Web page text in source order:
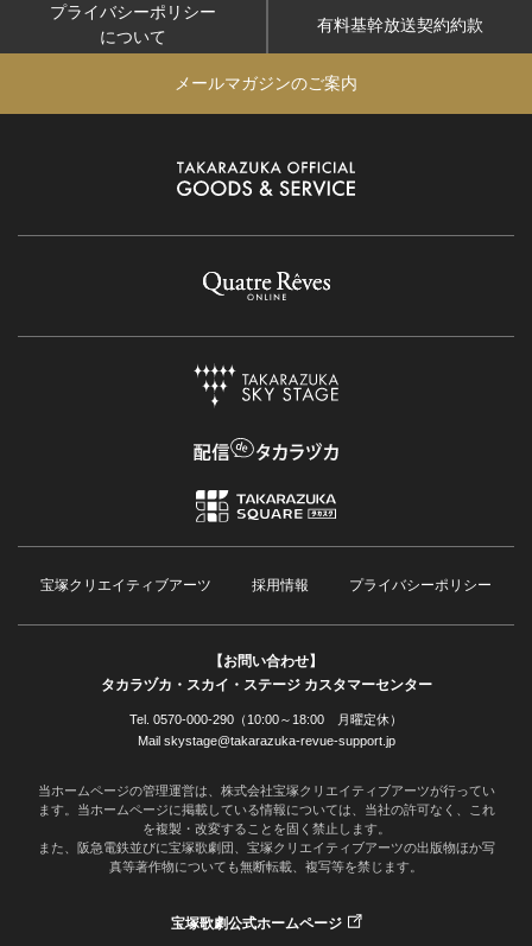
プライバシーポリシー
について
有料基幹放送契約約款
メールマガジンのご案内
宝塚クリエイティブアーツ 採用情報 プライバシーポリシー
【お問い合わせ】
タカラヅカ・スカイ・ステージ カスタマーセンター
Tel. 0570-000-290（10:00～18:00 月曜定休）
Mail skystage@takarazuka-revue-support.jp
当ホームページの管理運営は、株式会社宝塚クリエイティブアーツが行ってい
ます。当ホームページに掲載している情報については、当社の許可なく、これ
を複製・改変することを固く禁止します。
また、阪急電鉄並びに宝塚歌劇団、宝塚クリエイティブアーツの出版物ほか写
真等著作物についても無断転載、複写等を禁じます。
宝塚歌劇公式ホームページ